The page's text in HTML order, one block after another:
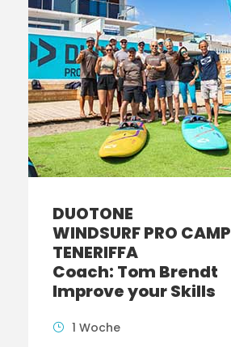
DUOTONE
WINDSURF PRO CAMP
TENERIFFA
Coach: Tom Brendt
Improve your Skills
1 Woche